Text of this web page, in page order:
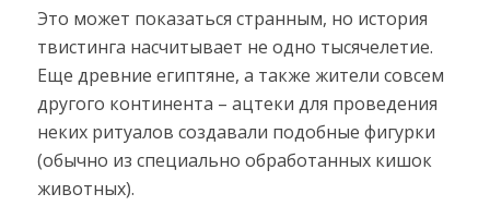
Это может показаться странным, но история
твистинга насчитывает не одно тысячелетие.
Еще древние египтяне, а также жители совсем
другого континента – ацтеки для проведения
неких ритуалов создавали подобные фигурки
(обычно из специально обработанных кишок
животных).